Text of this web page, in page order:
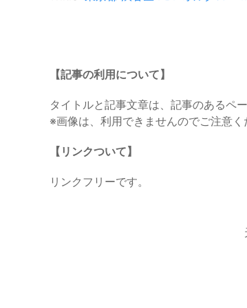
【記事の利用について】
タイトルと記事文章は、記事のあるペ
※画像は、利用できませんのでご注意く
【リンクついて】
リンクフリーです。